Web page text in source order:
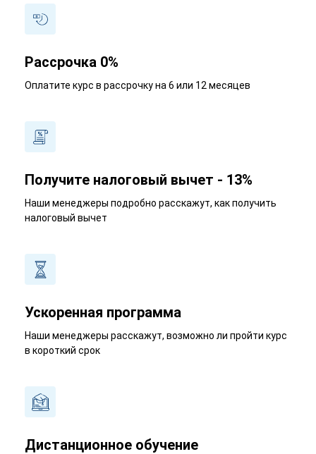
Рассрочка 0%
Оплатите курс в рассрочку на 6 или 12 месяцев
Получите налоговый вычет - 13%
Наши менеджеры подробно расскажут, как получить
налоговый вычет
Ускоренная программа
Наши менеджеры расскажут, возможно ли пройти курс
в короткий срок
Дистанционное обучение